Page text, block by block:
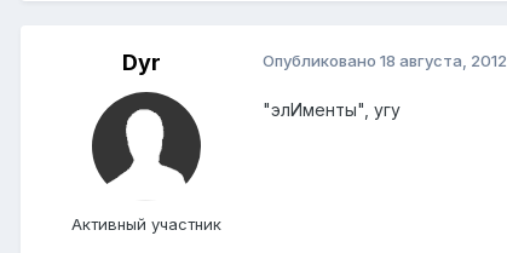
Dyr
Активный участник
Опубликовано 18 августа, 2012
"элИменты", угу